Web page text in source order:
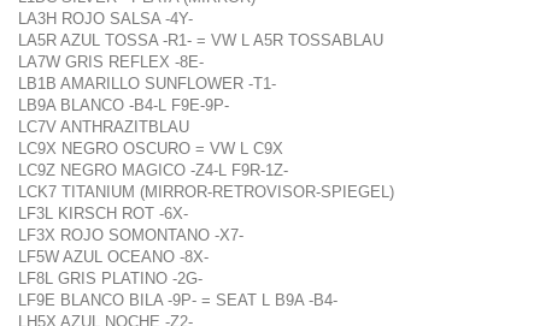
LA3H ROJO SALSA -4Y-
LA5R AZUL TOSSA -R1- = VW L A5R TOSSABLAU
LA7W GRIS REFLEX -8E-
LB1B AMARILLO SUNFLOWER -T1-
LB9A BLANCO -B4-L F9E-9P-
LC7V ANTHRAZITBLAU
LC9X NEGRO OSCURO = VW L C9X
LC9Z NEGRO MAGICO -Z4-L F9R-1Z-
LCK7 TITANIUM (MIRROR-RETROVISOR-SPIEGEL)
LF3L KIRSCH ROT -6X-
LF3X ROJO SOMONTANO -X7-
LF5W AZUL OCEANO -8X-
LF8L GRIS PLATINO -2G-
LF9E BLANCO BILA -9P- = SEAT L B9A -B4-
LH5X AZUL NOCHE -Z2-